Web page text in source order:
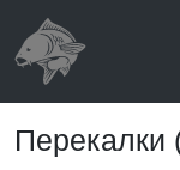
Перекалки